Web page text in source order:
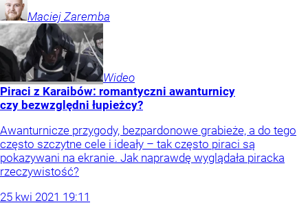
Maciej Zaremba
Wideo
Piraci z Karaibów: romantyczni awanturnicy
czy bezwzględni łupieżcy?
Awanturnicze przygody, bezpardonowe grabieże, a do tego
często szczytne cele i ideały – tak często piraci są
pokazywani na ekranie. Jak naprawdę wyglądała piracka
rzeczywistość?
25 kwi 2021 19:11